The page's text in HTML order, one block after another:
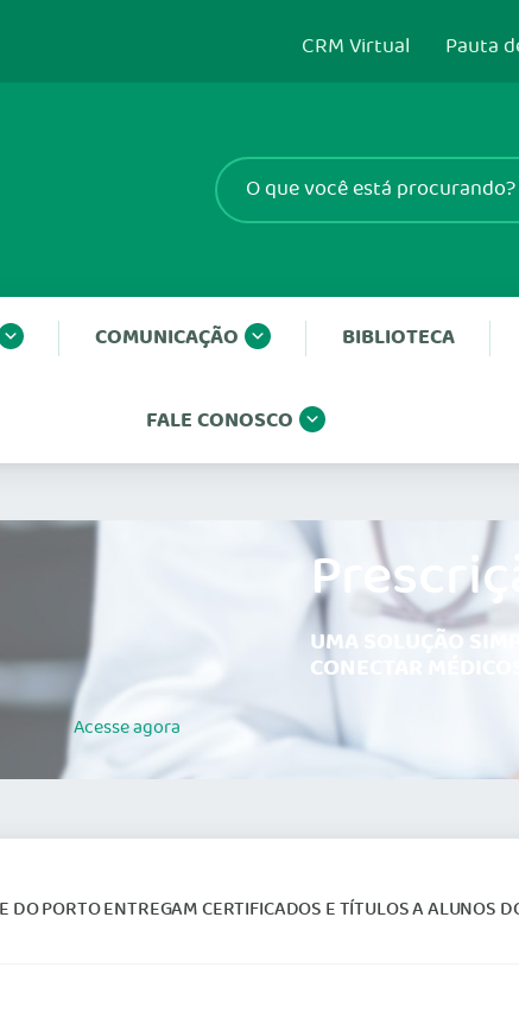
CRM Virtual Pauta
COMUNICAÇÃO BIBLIOTECA
FALE CONOSCO
Acesseagora
UMA SOLUÇÃO
CONECTAR
ENTREGAM CERTIFICADOS E TÍTULOS A ALUNOS DO PROGRAMA DOUTORAL